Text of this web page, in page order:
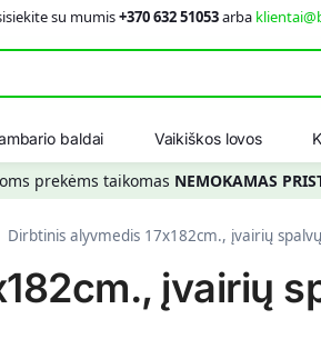
su mumis+370 632 51053arba
baldai Vaikiškos lovos
prekėms taikomas NEMOKAMAS
Dirbtinis alyvmedis 17x182cm., įvairių spalvų
įvairių